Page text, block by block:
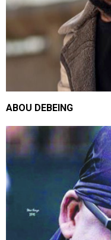
ABOU DEBEING